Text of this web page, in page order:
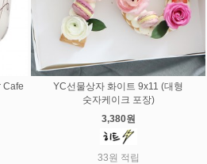
Cafe
YC선물상자 화이트 9x11 (대형
숫자케이크 포장)
3,380원
33원 적립